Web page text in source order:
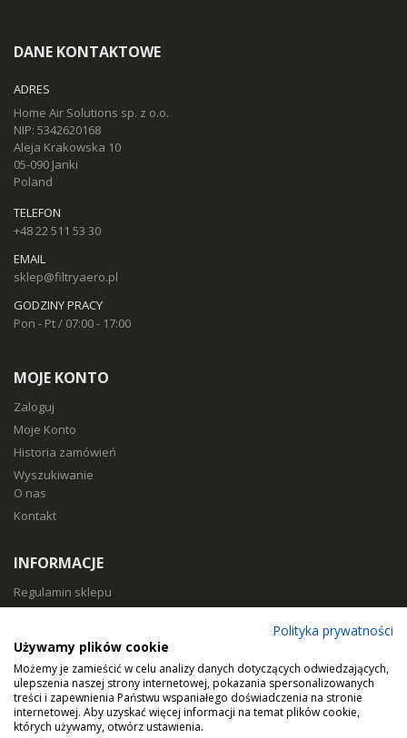
DANE KONTAKTOWE
ADRES
Home Air Solutions sp. z o.o.
NIP: 5342620168
Aleja Krakowska 10
05-090 Janki
Poland
TELEFON
+48 22 511 53 30
EMAIL
sklep@filtryaero.pl
GODZINY PRACY
Pon - Pt / 07:00 - 17:00
MOJE KONTO
Zaloguj
Moje Konto
Historia zamówień
Wyszukiwanie
O nas
Kontakt
INFORMACJE
Regulamin sklepu
Koszty i czas dostawy
Zwroty i reklamacje
Klasy filtracji
Dobierz filtry
Polityka prywatności
Używamy plików cookie
Możemy je zamieścić w celu analizy danych dotyczących odwiedzających,
ulepszenia naszej strony internetowej, pokazania spersonalizowanych
treści i zapewnienia Państwu wspaniałego doświadczenia na stronie
internetowej. Aby uzyskać więcej informacji na temat plików cookie,
których używamy, otwórz ustawienia.